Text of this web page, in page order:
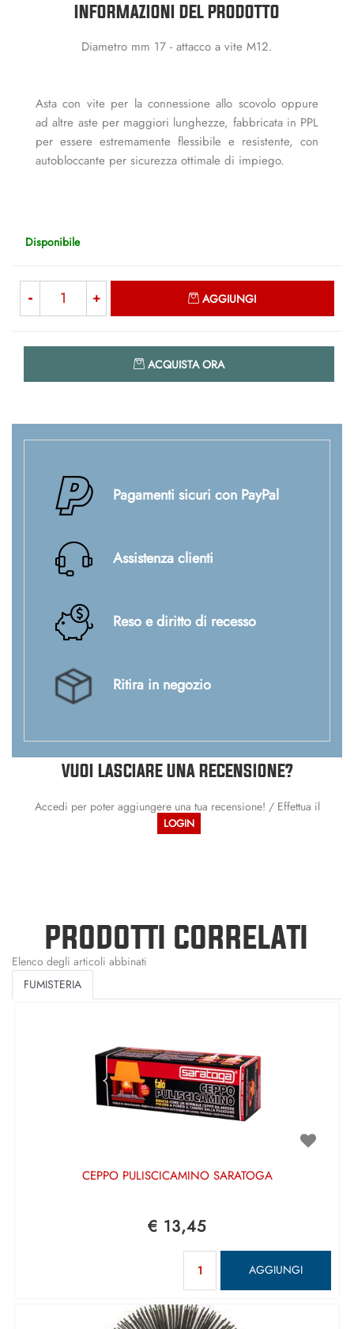
INFORMAZIONI DEL PRODOTTO
Diametro mm 17 - attacco a vite M12.
Asta con vite per la connessione allo scovolo oppure
ad altre aste per maggiori lunghezze, fabbricata in PPL
per essere estremamente flessibile e resistente, con
autobloccante per sicurezza ottimale di impiego.
Disponibile
AGGIUNGI
ACQUISTA ORA
Pagamenti sicuri con PayPal
Assistenza clienti
Reso e diritto di recesso
Ritira in negozio
VUOI LASCIARE UNA RECENSIONE?
Accedi per poter aggiungere una tua recensione! / Effettua il
LOGIN
PRODOTTI CORRELATI
Elenco degli articoli abbinati
FUMISTERIA
CEPPO PULISCICAMINO SARATOGA
€ 13,45
AGGIUNGI